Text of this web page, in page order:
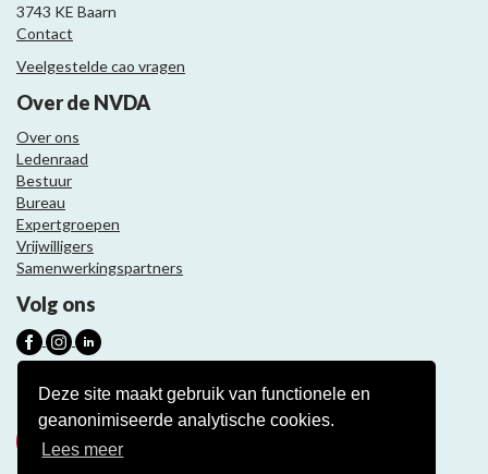
Deze site maakt gebruik van functionele en
geanonimiseerde analytische cookies.
Lees meer
3743 KE Baarn
Contact
Veelgestelde cao vragen
Over de NVDA
Over ons
Ledenraad
Bestuur
Bureau
Expertgroepen
Vrijwilligers
Samenwerkingspartners
Volg ons
Nieuwsbrief
Meld je aan